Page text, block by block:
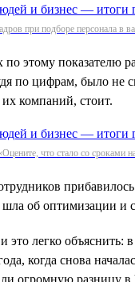
при подборе
этому
по цифрам, было
компаний, стоит.
что стало со сроками
об оптимизации
легко
когда снова
огромную